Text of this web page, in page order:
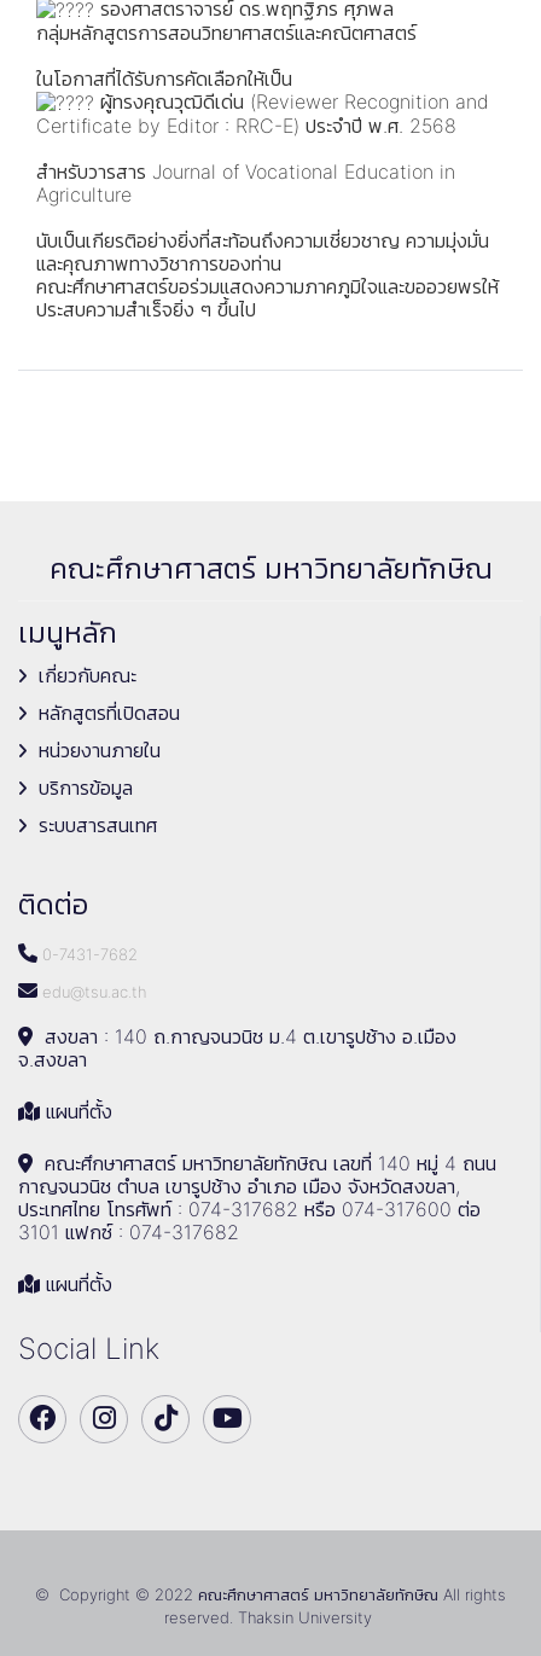
รองศาสตราจารย์ ดร.พฤทฐิภร ศุภพล
กลุ่มหลักสูตรการสอนวิทยาศาสตร์และคณิตศาสตร์
ในโอกาสที่ได้รับการคัดเลือกให้เป็น
ผู้ทรงคุณวุฒิดีเด่น (Reviewer Recognition and
Certificate by Editor : RRC-E) ประจำปี พ.ศ. 2568
สำหรับวารสาร Journal of Vocational Education in
Agriculture
นับเป็นเกียรติอย่างยิ่งที่สะท้อนถึงความเชี่ยวชาญ ความมุ่งมั่น
และคุณภาพทางวิชาการของท่าน
คณะศึกษาศาสตร์ขอร่วมแสดงความภาคภูมิใจและขออวยพรให้
ประสบความสำเร็จยิ่ง ๆ ขึ้นไป
คณะศึกษาศาสตร์ มหาวิทยาลัยทักษิณ
เมนูหลัก
เกี่ยวกับคณะ
หลักสูตรที่เปิดสอน
หน่วยงานภายใน
บริการข้อมูล
ระบบสารสนเทศ
ติดต่อ
0-7431-7682
edu@tsu.ac.th
สงขลา : 140 ถ.กาญจนวนิช ม.4 ต.เขารูปช้าง อ.เมือง
จ.สงขลา
แผนที่ตั้ง
คณะศึกษาศาสตร์ มหาวิทยาลัยทักษิณ เลขที่ 140 หมู่ 4 ถนน
กาญจนวนิช ตำบล เขารูปช้าง อำเภอ เมือง จังหวัดสงขลา,
ประเทศไทย โทรศัพท์ : 074-317682 หรือ 074-317600 ต่อ
3101 แฟกซ์ : 074-317682
แผนที่ตั้ง
Social Link
© Copyright © 2022 คณะศึกษาศาสตร์ มหาวิทยาลัยทักษิณ All rights
reserved. Thaksin University